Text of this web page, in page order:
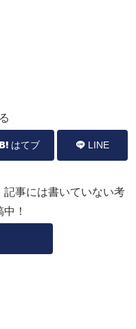
はてブ LINE
事には書いていない考
！